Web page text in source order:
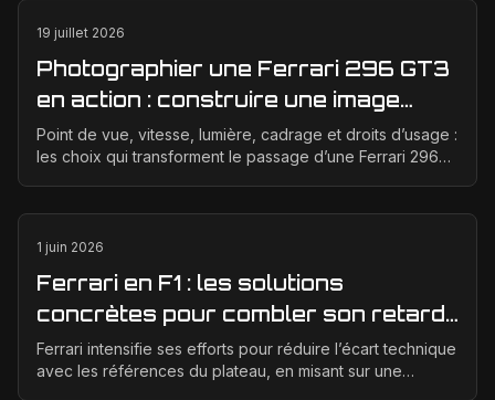
19 juillet 2026
Photographier une Ferrari 296 GT3
en action : construire une image
éditoriale qui raconte la course
Point de vue, vitesse, lumière, cadrage et droits d’usage :
les choix qui transforment le passage d’une Ferrari 296
1 juin 2026
Ferrari en F1 : les solutions
concrètes pour combler son retard
technique en 2026
Ferrari intensifie ses efforts pour réduire l’écart technique
avec les références du plateau, en misant sur une